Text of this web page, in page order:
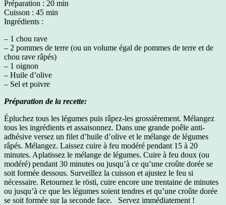
Préparation : 20 min
Cuisson : 45 min
Ingrédients :
– 1 chou rave
– 2 pommes de terre (ou un volume égal de pommes de terre et de
chou rave râpés)
– 1 oignon
– Huile d’olive
– Sel et poivre
Préparation de la recette:
Épluchez tous les légumes puis râpez-les grossièrement. Mélangez
tous les ingrédients et assaisonnez. Dans une grande poêle anti-
adhésive versez un filet d’huile d’olive et le mélange de légumes
râpés. Mélangez. Laissez cuire à feu modéré pendant 15 à 20
minutes. Aplatissez le mélange de légumes. Cuire à feu doux (ou
modéré) pendant 30 minutes ou jusqu’à ce qu’une croûte dorée se
soit formée dessous. Surveillez la cuisson et ajustez le feu si
nécessaire. Retournez le rösti, cuire encore une trentaine de minutes
ou jusqu’à ce que les légumes soient tendres et qu’une croûte dorée
se soit formée sur la seconde face. Servez immédiatement !